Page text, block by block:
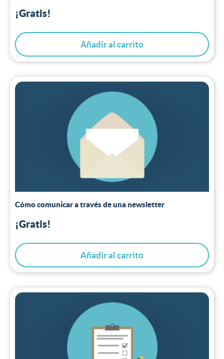
¡Gratis!
Añadir al carrito
Cómo comunicar a través de una newsletter
¡Gratis!
Añadir al carrito